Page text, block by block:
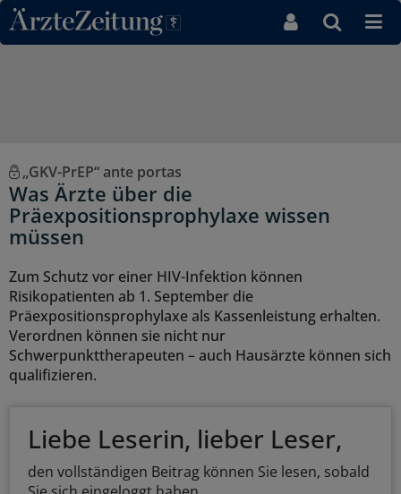
Direkt zum Inhaltsbereich
„GKV-PrEP“ ante portas
Was Ärzte über die
Präexpositionsprophylaxe wissen
müssen
Zum Schutz vor einer HIV-Infektion können
Risikopatienten ab 1. September die
Präexpositionsprophylaxe als Kassenleistung erhalten.
Verordnen können sie nicht nur
Schwerpunkttherapeuten – auch Hausärzte können sich
qualifizieren.
Liebe Leserin, lieber Leser,
den vollständigen Beitrag können Sie lesen, sobald